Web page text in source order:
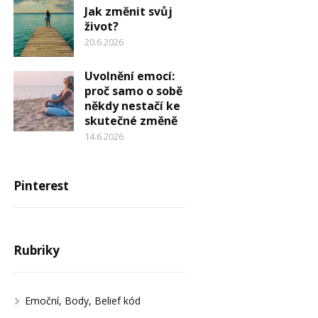
Jak změnit svůj
život?
20.6.2026
Uvolnění emocí:
proč samo o sobě
někdy nestačí ke
skutečné změně
14.6.2026
Pinterest
Rubriky
Emoční, Body, Belief kód